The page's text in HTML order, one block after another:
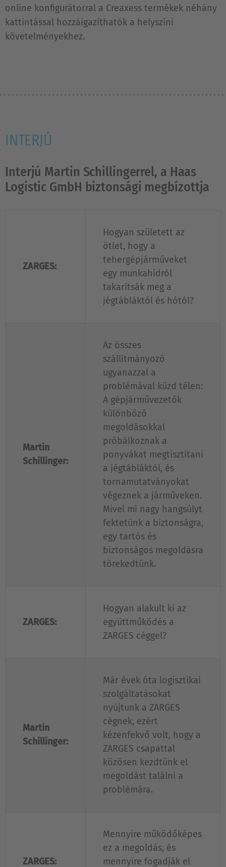
online konfigurátorral a Creaxess termékek néhány
kattintással hozzáigazíthatók a helyszíni
követelményekhez.
INTERJÚ
Interjú Martin Schillingerrel, a Haas
Logistic GmbH biztonsági megbízottja
ZARGES:
Hogyan született az
ötlet, hogy a
tehergépjárműveket
egy munkahídról
takarítsák meg a
jégtábláktól és hótól?
Martin
Schillinger:
Az összes
szállítmányozó
ugyanazzal a
problémával küzd télen:
A gépjárművezetők
különböző
megoldásokkal
próbálkoznak a
ponyvákat megtisztítani
a jégtábláktól, és
tornamutatványokat
végeznek a járműveken.
Mivel mi nagy hangsúlyt
fektetünk a biztonságra,
egy tartós és
biztonságos megoldásra
törekedtünk.
ZARGES:
Hogyan alakult ki az
együttműködés a
ZARGES céggel?
Martin
Schillinger:
Már évek óta logisztikai
szolgáltatásokat
nyújtunk a ZARGES
cégnek, ezért
kézenfekvő volt, hogy a
ZARGES csapattal
közösen kezdtünk el
megoldást találni a
problémára.
ZARGES:
Mennyire működőképes
ez a megoldás, és
mennyire fogadják el